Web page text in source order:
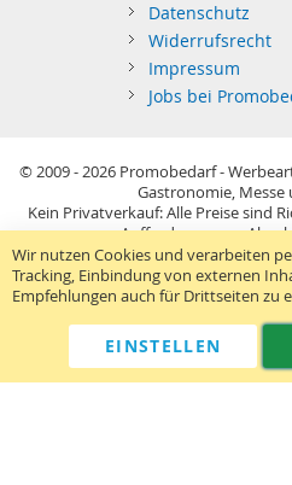
Datenschutz
Widerrufsrecht
Impressum
Jobs bei
© 2009 - 2026 Promobedarf -
Gastronomie,
Kein Privatverkauf: Alle Preise sind
Aufforderung zur
Sie richten sich nur an gewerblichen
Preisangabenverordnung und
Sticks: Tagespreise ggf. zzgl.
Telefon:040 38 63 12 40
Wir nutzen Cookies und verarbeiten
Tracking, Einbindung von externen
Empfehlungen auch für Drittseiten zu
EINSTELLEN